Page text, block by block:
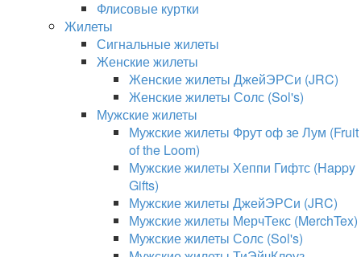
Флисовые куртки
Жилеты
Сигнальные жилеты
Женские жилеты
Женские жилеты ДжейЭРСи (JRC)
Женские жилеты Солс (Sol's)
Мужские жилеты
Мужские жилеты Фрут оф зе Лум (Fruit
of the Loom)
Мужские жилеты Хеппи Гифтс (Happy
Gifts)
Мужские жилеты ДжейЭРСи (JRC)
Мужские жилеты МерчТекс (MerchTex)
Мужские жилеты Солс (Sol's)